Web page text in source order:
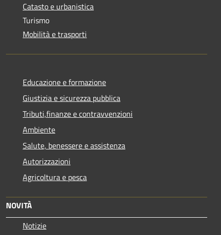
Catasto e urbanistica
Turismo
Mobilità e trasporti
Educazione e formazione
Giustizia e sicurezza pubblica
Tributi,finanze e contravvenzioni
Ambiente
Salute, benessere e assistenza
Autorizzazioni
Agricoltura e pesca
NOVITÀ
Notizie